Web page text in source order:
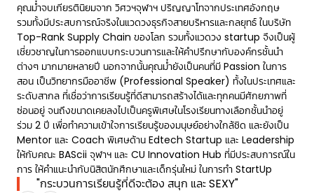
คุณม๋ำจบเกียรตินิยมจาก วิศวฯจุฬาฯ ปริญญาโทจากประเทศอังกฤษ
รวมทั้งมีประสบการณ์จริงในแวดวงธุรกิจสายบริหารและกลยุทธ์ ในบริษัท
Top-Rank Supply Chain ของโลก รวมทั้งแวดวง startup จึงเป็นผู้
เชี่ยวชาญในการออกแบบกระบวนการและให้คำปรึกษากับองค์กรชั้นนำ
ต่างๆ มากมายหลายปี นอกจากนั้นคุณม๋ำยังเป็นคนที่มี Passion ในการ
สอน เป็นวิทยากรมืออาชีพ (Professional Speaker) ทั้งในประเทศและ
ระดับสากล ที่เชื่อว่าการเรียนรู้ที่ดีสามารถสร้างได้และทุกคนมีศักยภาพที่
ซ่อนอยู่ จนถึงขนาดเคยลงไปเป็นครูพิเศษในโรงเรียนทางเลือกชั้นนำอยู่
ร่วม 2 ปี เพื่อทำความเข้าใจการเรียนรู้ของมนุษย์อย่างใกล้ชิด และยังเป็น
Mentor และ Coach พิเศษด้าน Edtech Startup และ Leadership
ให้กับคณะ BAScii จุฬาฯ และ CU Innovation Hub ที่มีประสบการณ์ใน
การ ให้คำแนะนำกับนิสิตนักศึกษาและเด็กรุ่นใหม่ ในการทำ StartUp
"กระบวนการเรียนรู้ที่ดีจะต้อง สนุก และ SEXY"